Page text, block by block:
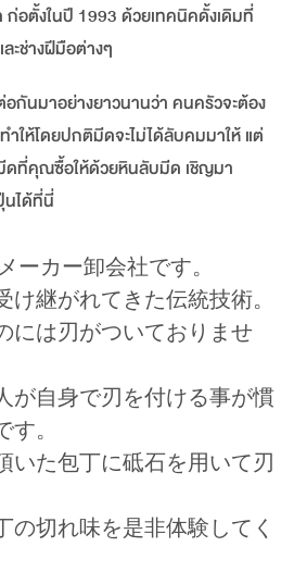
ก่อตั้งในปี 1993 ด้วยเทคนิคดั้งเดิมที่
ะช่างฝีมือต่างๆ
กันมาอย่างยาวนานว่า คนครัวจะต้อง
ำให้โดยปกติมีดจะไม่ได้ลับคมมาให้ แต่
ดที่คุณซื้อให้ด้วยหินลับมีด เชิญมา
ได้ที่นี่
ーカー卸会社です。
け継がれてきた伝統技術。
には刃がついておりませ
が自身で刃を付ける事が慣
。
いた包丁に砥石を用いて刃
の切れ味を是非体験してく